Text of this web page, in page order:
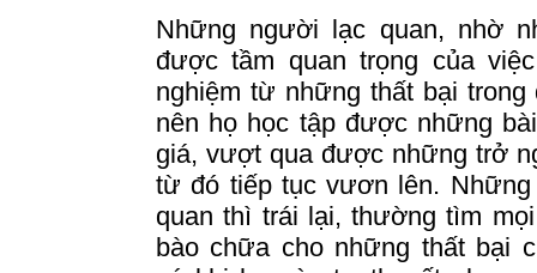
Những người lạc quan, nhờ
được tầm quan trọng của
nghiệm từ những thất bại trong
nên họ học tập được những
giá, vượt qua được những trở
từ đó tiếp tục vươn lên.
quan thì trái lại, thường tìm
bào chữa cho những thất bại